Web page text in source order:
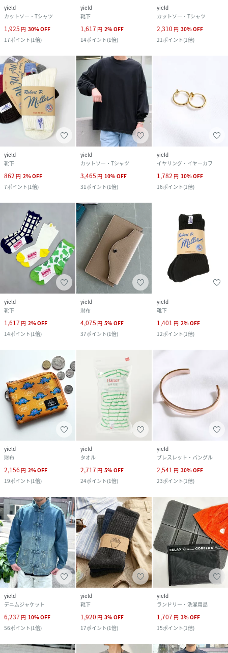
yield
カットソー・Tシャツ
1,925 円 30%OFF
17ポイント(1倍)
yield
靴下
1,617 円 2%OFF
14ポイント(1倍)
yield
カットソー・Tシャツ
2,310 円 30%OFF
21ポイント(1倍)
yield
靴下
862 円 2%OFF
7ポイント(1倍)
yield
カットソー・Tシャツ
3,465 円 10%OFF
31ポイント(1倍)
yield
イヤリング・イヤーカフ
1,782 円 10%OFF
16ポイント(1倍)
yield
靴下
1,617 円 2%OFF
14ポイント(1倍)
yield
財布
4,075 円 5%OFF
37ポイント(1倍)
yield
靴下
1,401 円 2%OFF
12ポイント(1倍)
yield
財布
2,156 円 2%OFF
19ポイント(1倍)
yield
タオル
2,717 円 5%OFF
24ポイント(1倍)
yield
ブレスレット・バングル
2,541 円 30%OFF
23ポイント(1倍)
yield
デニムジャケット
6,237 円 10%OFF
56ポイント(1倍)
yield
靴下
1,920 円 3%OFF
17ポイント(1倍)
yield
ランドリー・洗濯用品
1,707 円 3%OFF
15ポイント(1倍)